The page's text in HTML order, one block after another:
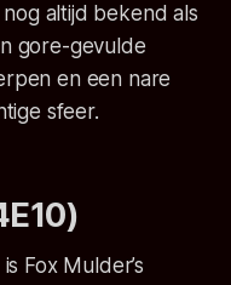
altijd bekend als
gore-gevulde
en een nare
sfeer.
is Fox Mulder’s